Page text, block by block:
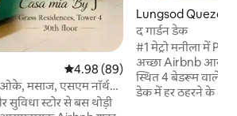
औसत रेटिंग 5 में से 4.98, 89 समीक्षाएँ
4.98 (89)
मसाज, एसएम नॉर्थ
सुविधा स्टोर से बस थोड़ी
Lungsod Quezon
द गार्डन डेक
#1 मेट्रो मनीला में
अच्छा Airbnb आवास। क्यूज़न सिटी के बीचों-
स्थित 4 बेडरूम वाले
डेक में हर ठहरने के